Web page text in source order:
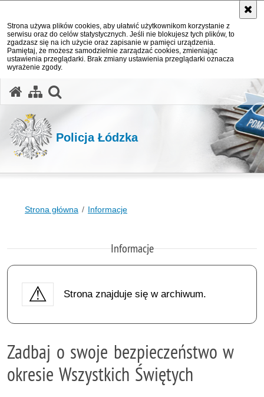
Strona używa plików cookies, aby ułatwić użytkownikom korzystanie z
serwisu oraz do celów statystycznych. Jeśli nie blokujesz tych plików, to
zgadzasz się na ich użycie oraz zapisanie w pamięci urządzenia.
Pamiętaj, że możesz samodzielnie zarządzać cookies, zmieniając
ustawienia przeglądarki. Brak zmiany ustawienia przeglądarki oznacza
wyrażenie zgody.
Policja Łódzka
Strona główna Informacje
Informacje
Strona znajduje się w archiwum.
Zadbaj o swoje bezpieczeństwo w
okresie Wszystkich Świętych